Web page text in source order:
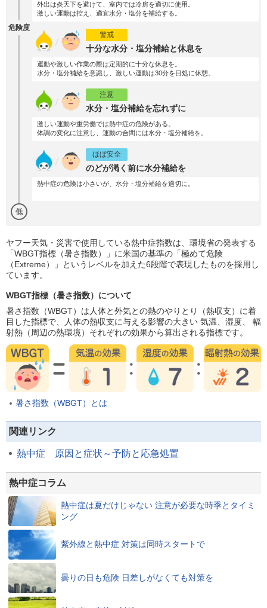
危険度
低
外出は炎天下を避けて、室内では冷房を適切に使用。
激しい運動は控え、適宜水分・塩分を補給する。
警戒
十分な水分・塩分補給と休息を
運動や激しい作業の際は定期的に十分な休息を。
水分・塩分補給を意識し、激しい運動は30分を目処に休憩。
注意
水分・塩分補給を忘れずに
激しい運動や重労働では熱中症の危険がある。
体調の変化に注意し、運動の合間には水分・塩分補給を。
ほぼ安全
のどが渇く前に水分補給を
熱中症の危険は小さいが、水分・塩分補給を適切に。
ヤフー天気・災害で使用している熱中症指数は、環境省の発表する
「WBGT指標（暑さ指数）」に米国の基準の「極めて危険
（Extreme）」というレベルを加えた6段階で表現したものを採用し
ています。
WBGT指標（暑さ指数）について
暑さ指数（WBGT）は人体と外気との熱のやりとり（熱収支）に着
目した指標で、人体の熱収支に与える影響の大きい 気温、湿度、 輻
射熱（周辺の熱環境）それぞれの効果から算出される指標です。
暑さ指数（WBGT）とは
関連リンク
熱中症 原因と症状～予防と応急処置
熱中症コラム
熱中症は夏だけじゃない 注意が必要な時季とタイミ
ング
紫外線と熱中症 対策は同時スタートで
曇りの日も危険 日差しがなくても対策を